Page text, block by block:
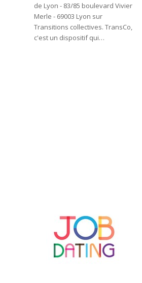
de Lyon - 83/85 boulevard Vivier
Merle - 69003 Lyon sur
Transitions collectives. TransCo,
c'est un dispositif qui…